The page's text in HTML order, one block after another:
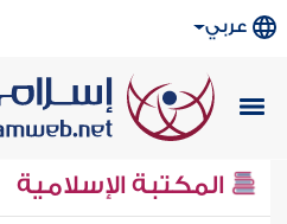
عربي
المكتبة الإسلامية